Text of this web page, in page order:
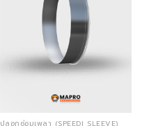
ปลอกซ่อมเพลา (SPEEDI SLEEVE)